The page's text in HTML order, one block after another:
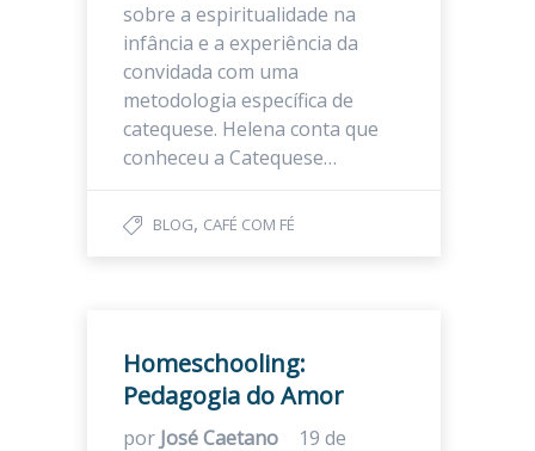
sobre a espiritualidade na
infância e a experiência da
convidada com uma
metodologia específica de
catequese. Helena conta que
conheceu a Catequese…
BLOG, CAFÉ COM FÉ
Homeschooling:
Pedagogia do Amor
por José Caetano
19 de